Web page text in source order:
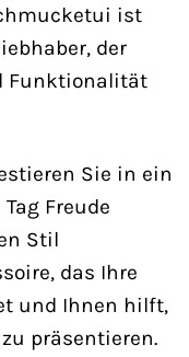
ist
der
Funktionalität
Sie in ein
Freude
Stil
das Ihre
und Ihnen hilft,
präsentieren.